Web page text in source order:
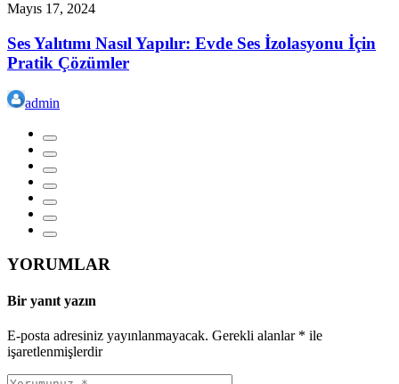
Mayıs 17, 2024
Ses Yalıtımı Nasıl Yapılır: Evde Ses İzolasyonu İçin
Pratik Çözümler
admin
YORUMLAR
Bir yanıt yazın
E-posta adresiniz yayınlanmayacak. Gerekli alanlar * ile
işaretlenmişlerdir